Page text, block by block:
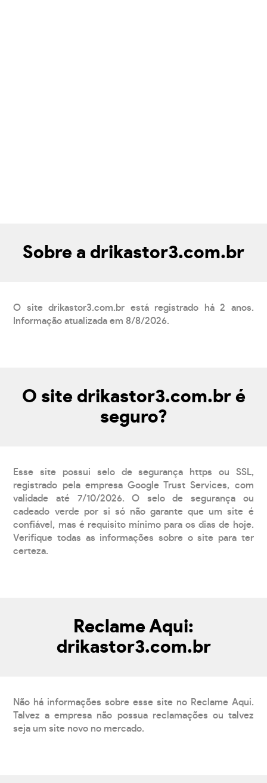
Sobre a drikastor3.com.br
O site drikastor3.com.br está registrado há 2 anos.
Informação atualizada em 8/8/2026.
O site drikastor3.com.br é
seguro?
Esse site possui selo de segurança https ou SSL,
registrado pela empresa Google Trust Services, com
validade até 7/10/2026. O selo de segurança ou
cadeado verde por si só não garante que um site é
confiável, mas é requisito mínimo para os dias de hoje.
Verifique todas as informações sobre o site para ter
certeza.
Reclame Aqui:
drikastor3.com.br
Não há informações sobre esse site no Reclame Aqui.
Talvez a empresa não possua reclamações ou talvez
seja um site novo no mercado.